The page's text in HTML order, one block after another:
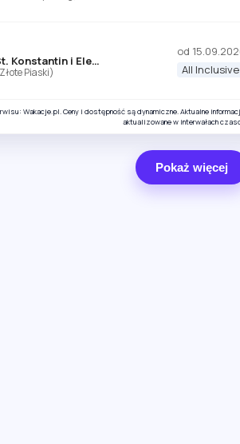
Gloria (St. Konstantin i Elena)
Piaski)
od
All Inclusive
Wakacje.pl. Ceny i dostępność są dynamiczne. Aktualne
aktualizowane w interwałach
Pokaż więcej